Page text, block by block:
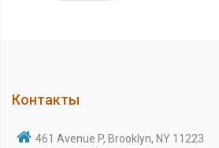
Контакты
461 Avenue P, Brooklyn, NY 11223